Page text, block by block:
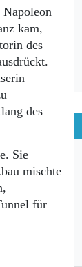
Napoleon
kam,
des
des
Sie
mischte
für